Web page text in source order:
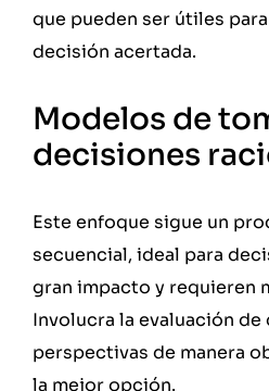
que pueden ser útiles
decisión acertada.
Modelos de
decisiones
Este enfoque sigue un
secuencial, ideal para
gran impacto y requieren
Involucra la evaluación
perspectivas de manera
la mejor opción.